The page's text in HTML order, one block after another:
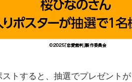
トすると、抽選でプレゼント